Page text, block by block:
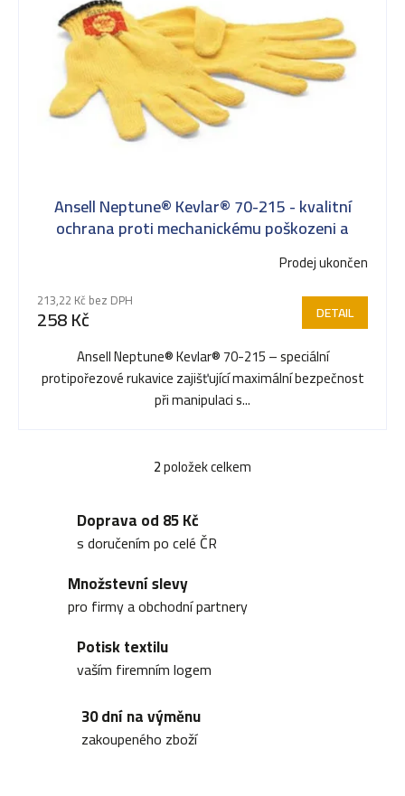
Ansell Neptune® Kevlar® 70-215 - kvalitní
ochrana proti mechanickému poškozeni a
hodnocení
produktu
je
z
Prodej ukončen
213,22 Kč bez DPH
258 Kč DETAIL
Ansell Neptune® Kevlar® 70-215 – speciální
protipořezové rukavice zajišťující maximální bezpečnost
při manipulaci s...
O
l
d
2položek celkem
Doprava od 85 Kč
s doručením po celé ČR
Množstevní slevy
pro firmy a obchodní partnery
Potisk textilu
vaším firemním logem
30 dní na výměnu
zakoupeného zboží